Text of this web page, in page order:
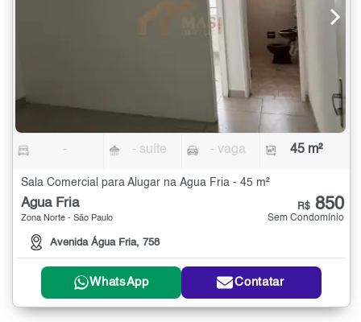
- - suíte - vaga 45 m²
Sala Comercial para Alugar na Água Fria - 45 m²
Água Fria
Zona Norte - São Paulo
Avenida Água Fria, 758
R$ 850
Sem Condomínio
WhatsApp Contatar